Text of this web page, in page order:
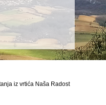
iz vrtića Naša Radost